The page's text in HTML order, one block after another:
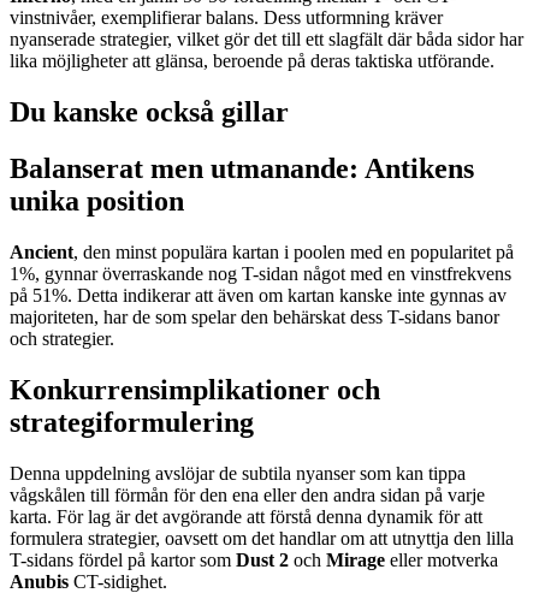
vinstnivåer, exemplifierar balans. Dess utformning kräver
nyanserade strategier, vilket gör det till ett slagfält där båda sidor har
lika möjligheter att glänsa, beroende på deras taktiska utförande.
Du kanske också gillar
Balanserat men utmanande: Antikens
unika position
Ancient, den minst populära kartan i poolen med en popularitet på
1%, gynnar överraskande nog T-sidan något med en vinstfrekvens
på 51%. Detta indikerar att även om kartan kanske inte gynnas av
majoriteten, har de som spelar den behärskat dess T-sidans banor
och strategier.
Konkurrensimplikationer och
strategiformulering
Denna uppdelning avslöjar de subtila nyanser som kan tippa
vågskålen till förmån för den ena eller den andra sidan på varje
karta. För lag är det avgörande att förstå denna dynamik för att
formulera strategier, oavsett om det handlar om att utnyttja den lilla
T-sidans fördel på kartor som Dust 2 och Mirage eller motverka
Anubis CT-sidighet.